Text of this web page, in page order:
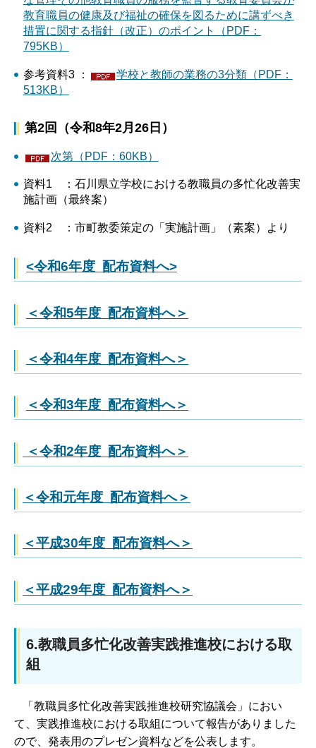
教育職員の健康及び福祉の確保を図るために講ずべき
措置に関する指針（改正）のポイント（PDF：
795KB）
参考資料3 ：
学校と教師の業務の3分類（PDF：
513KB）
第2回（令和8年2月26日）
次第（PDF：60KB）
資料1 ：石川県立学校における教職員の多忙化改善実
施計画（最終案）
資料2 ：市町教委策定の「実施計画」（素案）より
<令和6年度 配布資料へ>
＜令和5年度 配布資料へ＞
＜令和4年度 配布資料へ＞
＜令和3年度 配布資料へ＞
＜令和2年度 配布資料へ＞
＜令和元年度 配布資料へ＞
＜平成30年度 配布資料へ＞
＜平成29年度 配布資料へ＞
6.教職員多忙化改善実践推進校における取
組
「教職員多忙化改善実践推進校研究協議会」におい
て、実践推進校における取組について報告がありました
ので、発表用のプレゼン資料などを公表します。